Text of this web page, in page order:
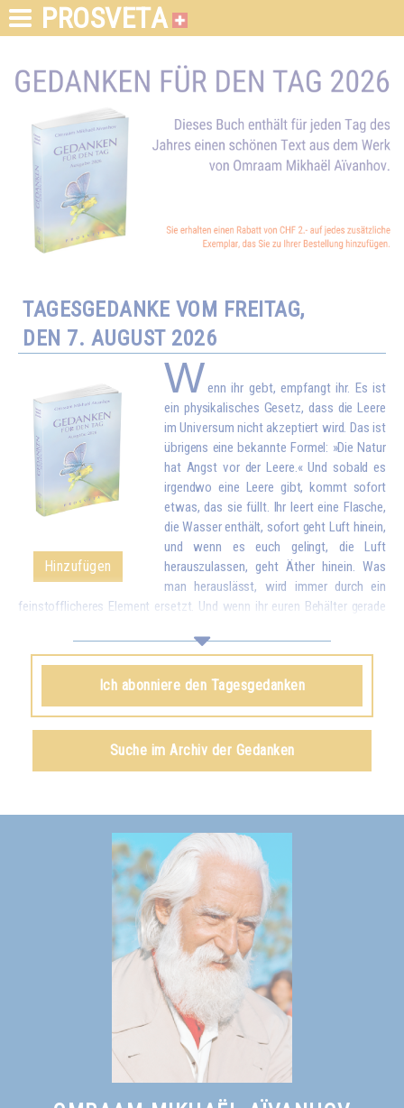
PROSVETA
TAGESGEDANKE VOM FREITAG,
DEN 7. AUGUST 2026
Hinzufügen
Wenn ihr gebt, empfangt ihr. Es ist
ein physikalisches Gesetz, dass die Leere
im Universum nicht akzeptiert wird. Das ist
übrigens eine bekannte Formel: »Die Natur
hat Angst vor der Leere.« Und sobald es
irgendwo eine Leere gibt, kommt sofort
etwas, das sie füllt. Ihr leert eine Flasche,
die Wasser enthält, sofort geht Luft hinein,
und wenn es euch gelingt, die Luft
herauszulassen, geht Äther hinein. Was
man herauslässt, wird immer durch ein
feinstofflicheres Element ersetzt. Und wenn ihr euren Behälter gerade
Geschöpfen gegeben habt, kommt sofort etwas von oben, um euch zu
füllen.*
Omraam Mikhaël Aïvanhov
Siehe das BuchGeistiges und künstlerisches Schaffen,
Ich abonniere den Tagesgedanken
Suche im Archiv der Gedanken